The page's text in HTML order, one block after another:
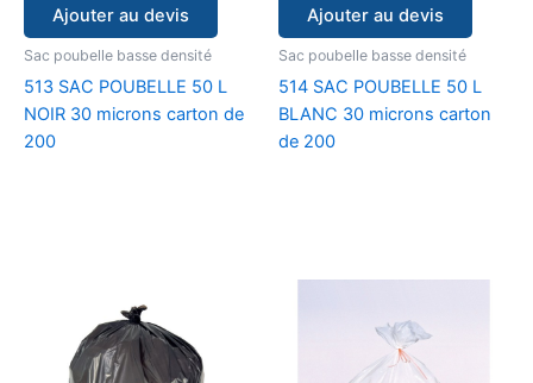
Ajouter au devis
Sac poubelle basse densité
513 SAC POUBELLE 50 L
NOIR 30 microns carton de
200
Ajouter au devis
Sac poubelle basse densité
514 SAC POUBELLE 50 L
BLANC 30 microns carton
de 200